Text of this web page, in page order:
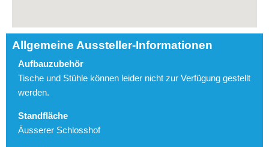
Allgemeine Aussteller-Informationen
Aufbauzubehör
Tische und Stühle können leider nicht zur Verfügung gestellt
werden.
Standfläche
Äusserer Schlosshof